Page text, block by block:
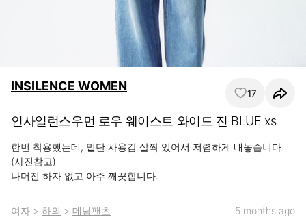
INSILENCE WOMEN 17
인사일런스우먼 로우 웨이스트 와이드 진 BLUE xs
한번 착용했는데, 밑단 사용감 살짝 있어서 저렴하게 내놓습니다
(사진참고)
나머진 하자 없고 아주 깨끗합니다.
여자 > 하의 > 데님팬츠 5 months ago